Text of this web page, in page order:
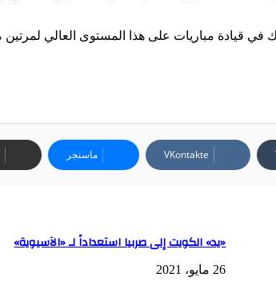
في قيادة مباريات على هذا المستوى العالي
ماسنجر
«يد» الكويت إلى صربيا استعداداً لـ «الآسيوية»
26 مايو، 2021